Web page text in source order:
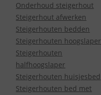
Onderhoud steigerhout
Steigerhout afwerken
Steigerhouten bedden
Steigerhouten hoogslaper
Steigerhouten
halfhoogslaper
Steigerhouten huisjesbed
Steigerhouten bed met